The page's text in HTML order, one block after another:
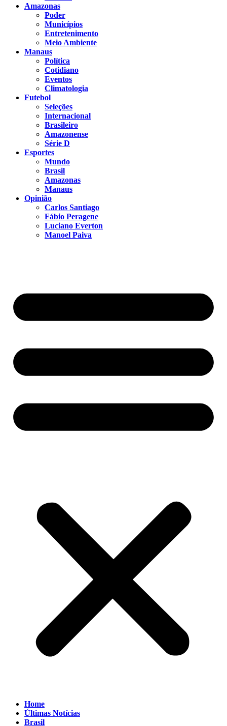
Amazonas
Poder
Municípios
Entretenimento
Meio Ambiente
Manaus
Política
Cotidiano
Eventos
Climatologia
Futebol
Seleções
Internacional
Brasileiro
Amazonense
Série D
Esportes
Mundo
Brasil
Amazonas
Manaus
Opinião
Carlos Santiago
Fábio Peragene
Luciano Everton
Manoel Paiva
Home
Últimas Notícias
Brasil